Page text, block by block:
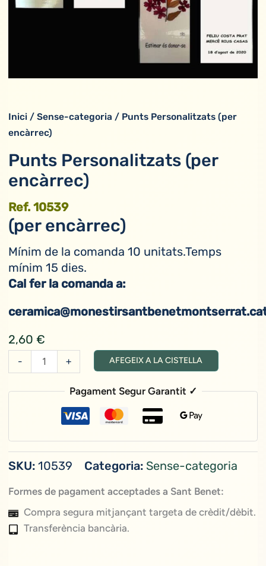
Inici /Sense-categoria / Punts Personalitzats (per
encàrrec)
Punts Personalitzats (per
encàrrec)
Ref. 10539
(per encàrrec)
Mínim de la comanda 10 unitats.Temps
mínim 15 dies.
Cal fer la comanda a:
2,60€
-
quantitat
de
Punts
Personalitzats
encàrrec)
+ AFEGEIX A LA CISTELLA
Pagament Segur Garantit ✓
SKU:10539 Categoria: Sense-categoria
Formes de pagament acceptades a Sant Benet:
Compra segura mitjançant targeta de crèdit/dèbit.
Transferència bancària.